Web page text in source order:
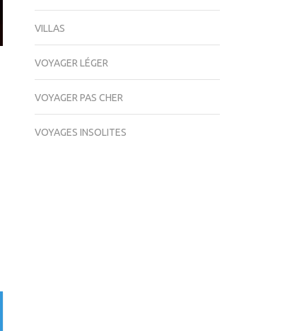
VILLAS
VOYAGER LÉGER
VOYAGER PAS CHER
VOYAGES INSOLITES